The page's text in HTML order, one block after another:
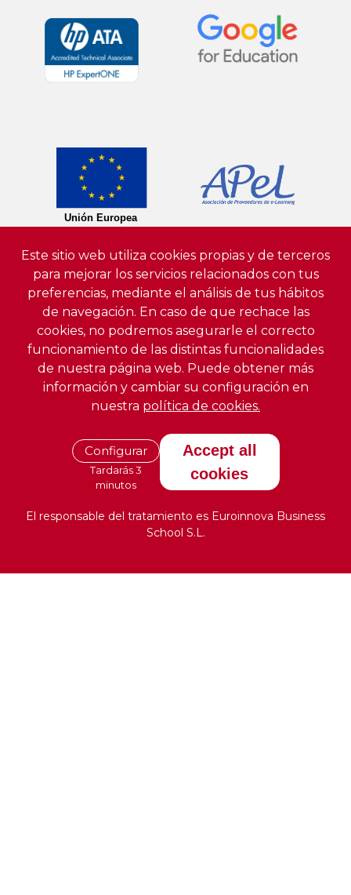
Este sitio web utiliza cookies propias y de terceros
para mejorar los servicios relacionados con tus
preferencias, mediante el análisis de tus hábitos
de navegación. En caso de que rechace las
cookies, no podremos asegurarle el correcto
funcionamiento de las distintas funcionalidades
de nuestra página web. Puede obtener más
información y cambiar su configuración en
nuestra política de cookies.
Configurar
Tardarás 3
minutos
Accept all
cookies
El responsable del tratamiento es Euroinnova Business
School S.L.